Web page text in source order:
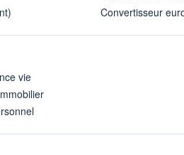
Convertisseur
vie